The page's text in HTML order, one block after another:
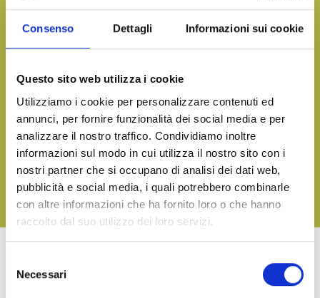
Consenso Dettagli Informazioni sui cookie
Questo sito web utilizza i cookie
Utilizziamo i cookie per personalizzare contenuti ed
annunci, per fornire funzionalità dei social media e per
analizzare il nostro traffico. Condividiamo inoltre
informazioni sul modo in cui utilizza il nostro sito con i
nostri partner che si occupano di analisi dei dati web,
pubblicità e social media, i quali potrebbero combinarle
con altre informazioni che ha fornito loro o che hanno
raccolto dal suo utilizzo dei loro servizi.
delNecessari
¿Quieres más información y recibir nuestro catálogo de
productos?
Llevar a la mesa el sabor del mar, en cualquier momento
DESCARGA NUESTRO CATÁLOGO Y DESCUBRE TODAS
NUESTRAS DELICIAS
DESCARGA
OTROS PRODUCTOS DE LA LINEA TERRA